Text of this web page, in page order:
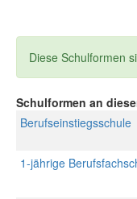
Diese Schulformen
Schulformen an
Berufseinstiegsschule
1-jährige